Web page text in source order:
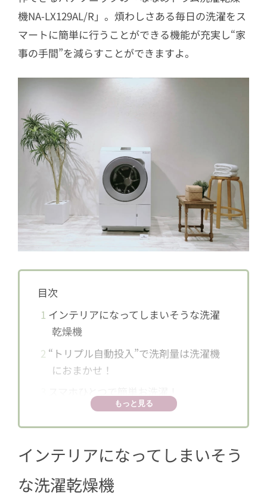
機NA-LX129AL/R」。煩わしさある毎日の洗濯をス
マートに簡単に行うことができる機能が充実し“家
事の手間”を減らすことができますよ。
目次
1 インテリアになってしまいそうな洗濯
乾燥機
2 “トリプル自動投入”で洗剤量は洗濯機
におまかせ！
泡と温水でニオイや菌まで落とす“スゴ
落ち泡洗浄”
565度の低温風を送り込む“はやふわ乾
6水洗いできないものもナノイーXでケア
もっと見る
インテリアになってしまいそう
な洗濯乾燥機